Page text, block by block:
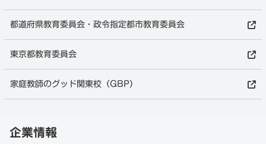
都道府県教育委員会・政令指定都市教育委員会
東京都教育委員会
家庭教師のグッド関東校（GBP）
企業情報